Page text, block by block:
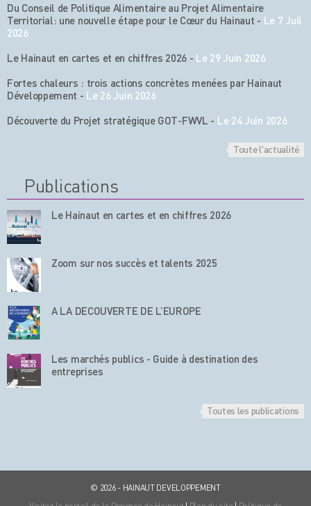
Du Conseil de Politique Alimentaire au Projet Alimentaire
Territorial: une nouvelle étape pour le Cœur du Hainaut - Le 7 Juil
2026
Le Hainaut en cartes et en chiffres 2026 - Le 29 Juin 2026
Fortes chaleurs : trois actions concrètes menées par Hainaut
Développement - Le 26 Juin 2026
Découverte du Projet stratégique GOT-FWVL - Le 24 Juin 2026
Toute l'actualité
Publications
Le Hainaut en cartes et en chiffres 2026
Zoom sur nos succès et talents 2025
A LA DECOUVERTE DE L’EUROPE
Les marchés publics - Guide à destination des
entreprises
Toutes les publications
© 2026 - HAINAUT DEVELOPPEMENT